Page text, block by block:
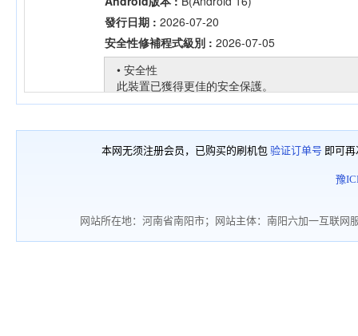
本网无须注册会员，已购买的刷机包 验证订单号 即可
豫
网站所在地：河南省南阳市；网站主体：南阳六加一互联